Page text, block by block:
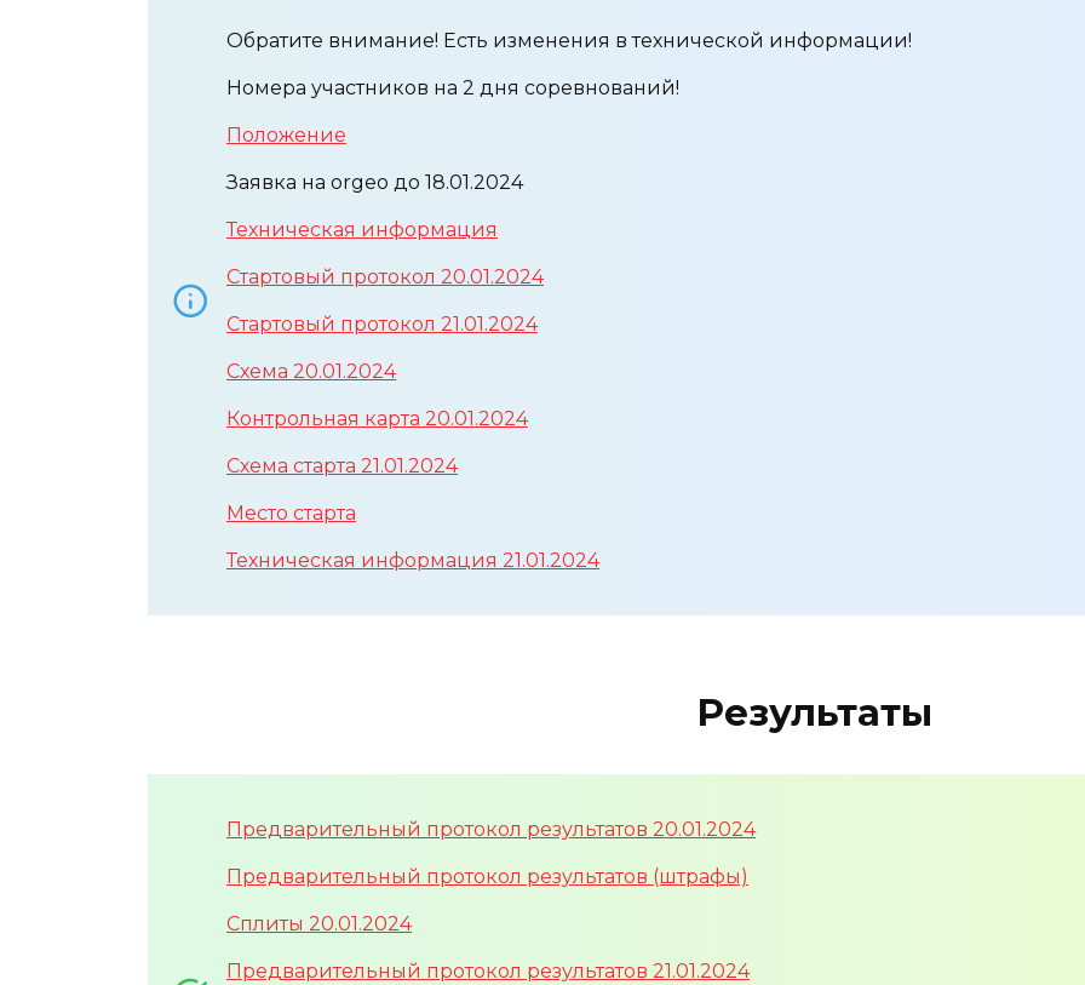
Обратите внимание! Есть изменения в технической информации!
Номера участников на 2 дня соревнований!
Положение
Заявка на orgeo до 18.01.2024
Техническая информация
Стартовый протокол 20.01.2024
Стартовый протокол 21.01.2024
Схема 20.01.2024
Контрольная карта 20.01.2024
Схема старта 21.01.2024
Место старта
Техническая информация 21.01.2024
Результаты
Предварительный протокол результатов 20.01.2024
Предварительный протокол результатов (штрафы)
Сплиты 20.01.2024
Предварительный протокол результатов 21.01.2024